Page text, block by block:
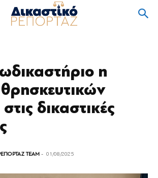
η
δικαστικές
TEAM - 01/08/2025